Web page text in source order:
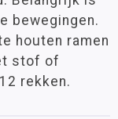
bewegingen.
houten ramen
stof of
rekken.